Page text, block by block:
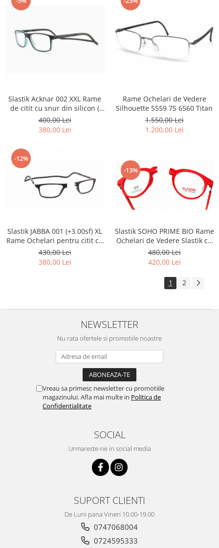
Slastik Acknar 002 XXL Rame
de citit cu snur din silicon (
+1/ +1.5 /+2 sf )
400,00 Lei
380,00 Lei
Rame Ochelari de Vedere
Silhouette 5559 75 6560 Titan
1.550,00 Lei
1.200,00 Lei
-12%
Slastik JABBA 001 (+3.00sf) XL
Rame Ochelari pentru citit cu
magnet la nas
430,00 Lei
380,00 Lei
-13%
Slastik SOHO PRIME BIO Rame
Ochelari de Vedere Slastik cu
snur magnetic
480,00 Lei
420,00 Lei
1 2
NEWSLETTER
Nu rata ofertele si promotiile noastre
Vreau sa primesc newsletter cu promotiile
magazinului. Afla mai multe in Politica de
Confidentialitate
SOCIAL
Urmareste-ne in social media
SUPORT CLIENTI
De Luni pana Vineri 10.00-19.00
0747068004
0724595333